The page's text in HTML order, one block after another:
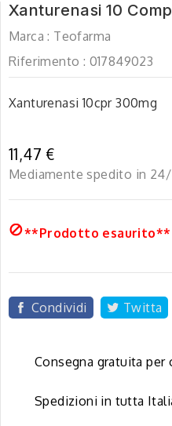
Xanturenasi 10
Marca : Teofarma
Riferimento : 017849023
Xanturenasi 10cpr 300mg
11,47 €
Mediamente spedito in
**Prodotto esaurito**
Condividi Twitta
Consegna gratuita per
Spedizioni in tutta